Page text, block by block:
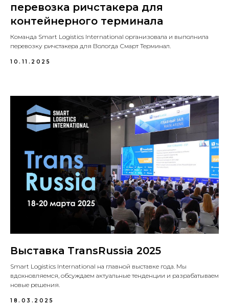
перевозка ричстакера для
контейнерного терминала
Команда Smart Logistics International организовала и выполнила
перевозку ричстакера для Вологда Смарт Терминал.
10.11.2025
Выставка TransRussia 2025
Smart Logistics International на главной выставке года. Мы
вдохновляемся, обсуждаем актуальные тенденции и разрабатываем
новые решения.
18.03.2025